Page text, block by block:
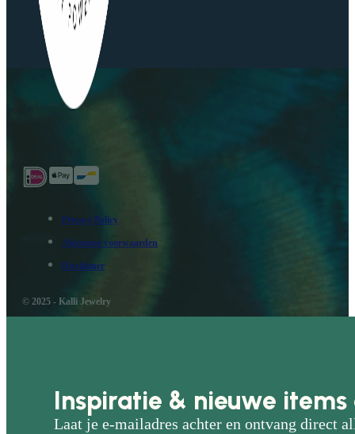
Privacy Policy
Algemene voorwaarden
Disclaimer
© 2025 - Kalli Jewelry
Inspiratie & nieuwe
Laat je e-mailadres achter en ontvang direct